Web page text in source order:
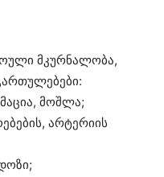
მკურნალობა,
მოშლა;
არტერიის